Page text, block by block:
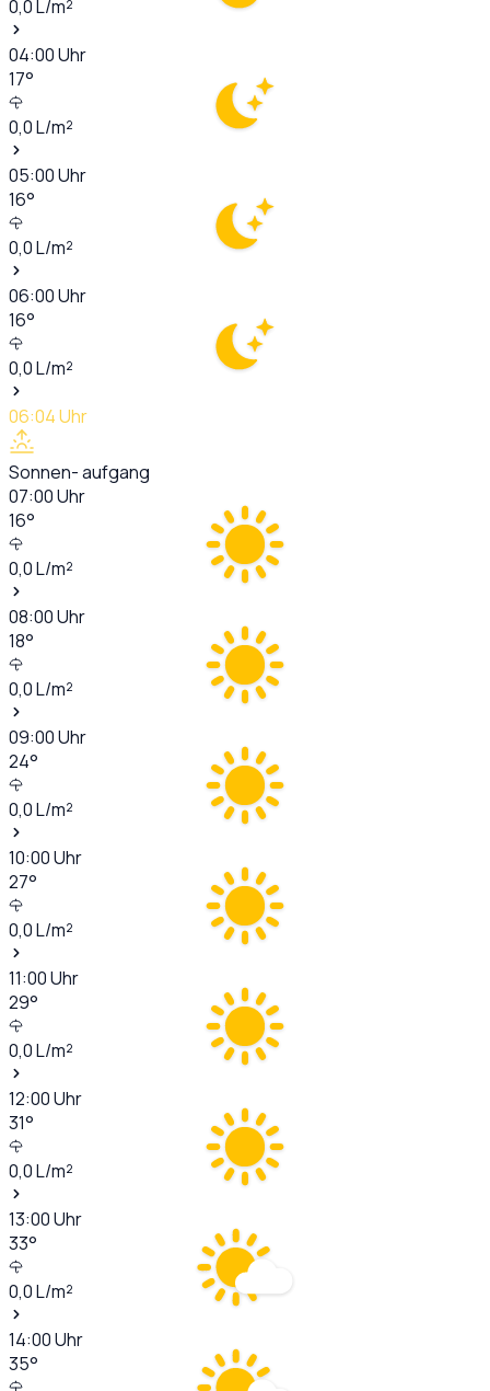
0,0 L/m²
04:00Uhr
17°
0,0L/m²
05:00Uhr
16°
0,0L/m²
06:00Uhr
16°
0,0L/m²
06:04Uhr
Sonnen- aufgang
07:00Uhr
16°
0,0L/m²
08:00Uhr
18°
0,0L/m²
09:00Uhr
24°
0,0L/m²
10:00Uhr
27°
0,0L/m²
11:00Uhr
29°
0,0L/m²
12:00Uhr
31°
0,0L/m²
13:00Uhr
33°
0,0L/m²
14:00Uhr
35°